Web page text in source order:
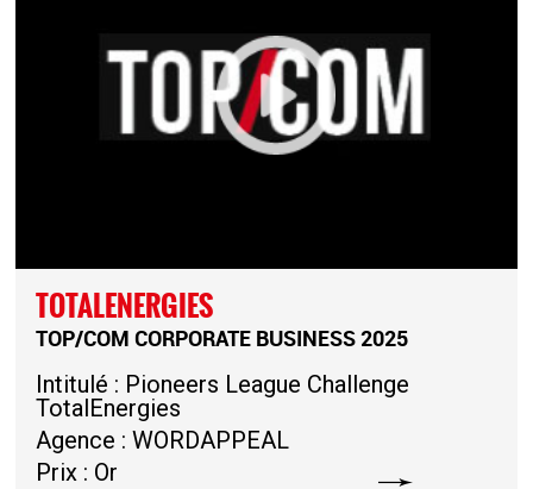
TOTALENERGIES
TOP/COM CORPORATE BUSINESS 2025
Intitulé : Pioneers League Challenge
TotalEnergies
Agence : WORDAPPEAL
Prix : Or